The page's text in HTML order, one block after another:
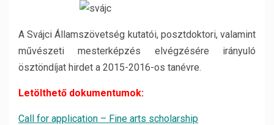
A Svájci Államszövetség kutatói, posztdoktori, valamint
művészeti mesterképzés elvégzésére irányuló
ösztöndíjat hirdet a 2015-2016-os tanévre.
Letölthető dokumentumok:
Call for application – Fine arts scholarship